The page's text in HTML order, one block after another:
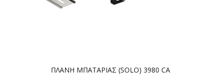
ΠΛΑΝΗ ΜΠΑΤΑΡΙΑΣ (SOLO) 3980 CA